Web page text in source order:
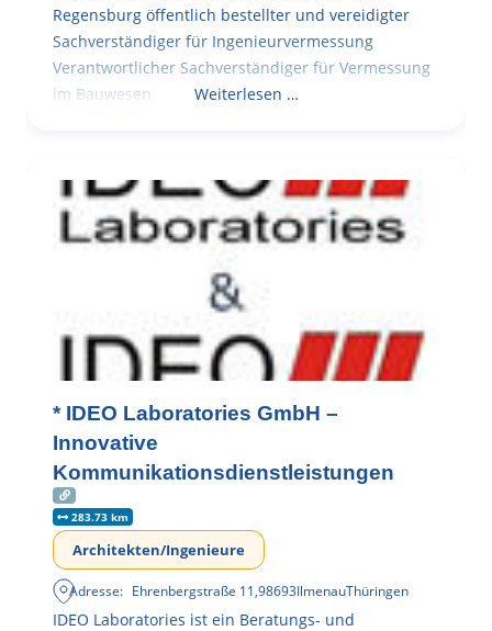
Regensburg öffentlich bestellter und vereidigter
Sachverständiger für Ingenieurvermessung
Verantwortlicher Sachverständiger für Vermessung
im Bauwesen
Weiterlesen …
* IDEO Laboratories GmbH –
Innovative
Kommunikationsdienstleistungen
283.73 km
Architekten/Ingenieure
Adresse: Ehrenbergstraße 11,98693IlmenauThüringen
IDEO Laboratories ist ein Beratungs- und